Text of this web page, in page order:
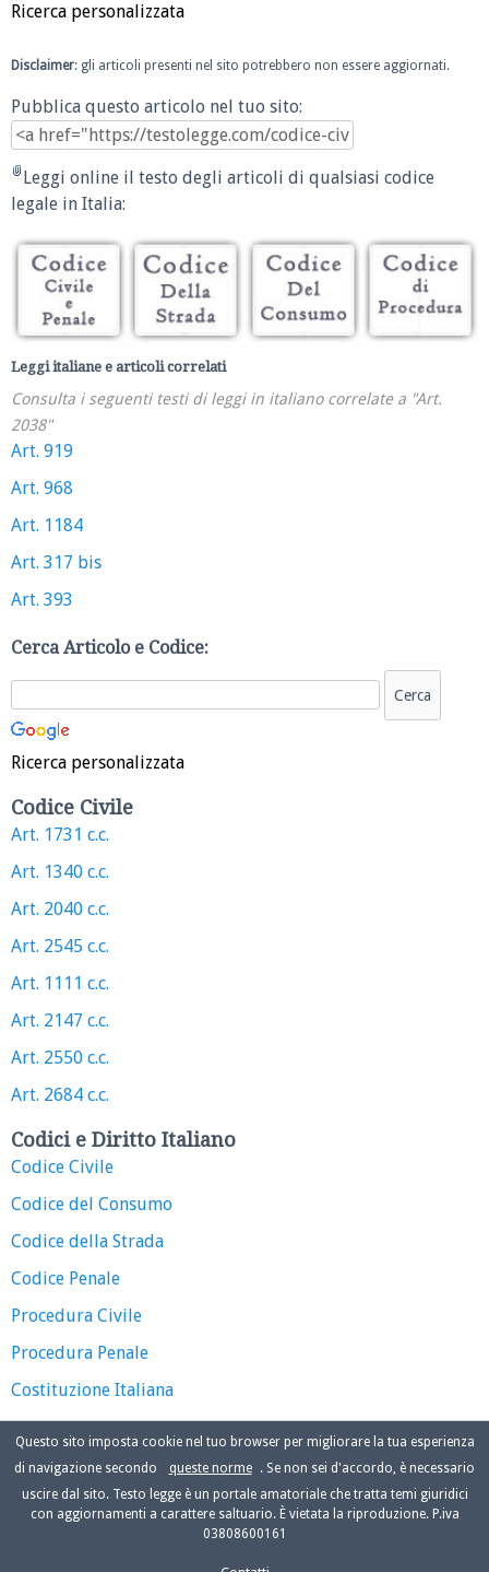
Ricerca personalizzata
Disclaimer: gli articoli presenti nel sito potrebbero non essere aggiornati.
Pubblica questo articolo nel tuo sito:
Leggi online il testo degli articoli di qualsiasi codice
legale in Italia:
Leggi italiane e articoli correlati
Consulta i seguenti testi di leggi in italiano correlate a "Art.
2038"
Art. 919
Art. 968
Art. 1184
Art. 317 bis
Art. 393
Cerca Articolo e Codice:
Ricerca personalizzata
Codice Civile
Art. 1731 c.c.
Art. 1340 c.c.
Art. 2040 c.c.
Art. 2545 c.c.
Art. 1111 c.c.
Art. 2147 c.c.
Art. 2550 c.c.
Art. 2684 c.c.
Codici e Diritto Italiano
Codice Civile
Codice del Consumo
Codice della Strada
Codice Penale
Procedura Civile
Procedura Penale
Costituzione Italiana
Questo sito imposta cookie nel tuo browser per migliorare la tua esperienza
di navigazione secondo
queste norme
. Se non sei d'accordo, è necessario
uscire dal sito. Testo legge è un portale amatoriale che tratta temi giuridici
con aggiornamenti a carattere saltuario. È vietata la riproduzione. P.iva
03808600161